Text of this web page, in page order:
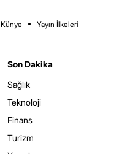
Künye Yayın İlkeleri
Son Dakika
Sağlık
Teknoloji
Finans
Turizm